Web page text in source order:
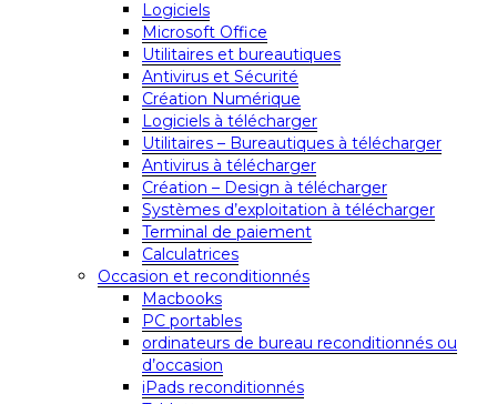
Logiciels
Microsoft Office
Utilitaires et bureautiques
Antivirus et Sécurité
Création Numérique
Logiciels à télécharger
Utilitaires – Bureautiques à télécharger
Antivirus à télécharger
Création – Design à télécharger
Systèmes d’exploitation à télécharger
Terminal de paiement
Calculatrices
Occasion et reconditionnés
Macbooks
PC portables
ordinateurs de bureau reconditionnés ou
d’occasion
iPads reconditionnés